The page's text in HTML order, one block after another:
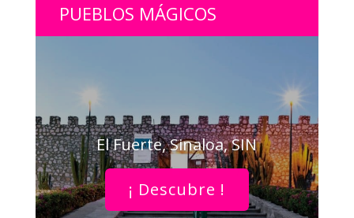
PUEBLOS MÁGICOS
El Fuerte, Sinaloa, SIN
¡ Descubre !